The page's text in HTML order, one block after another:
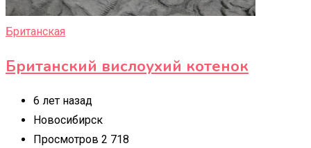
Британская
Британский вислоухий котенок
6 лет назад
Новосибирск
Просмотров 2 718